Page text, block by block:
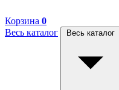
Корзина 0
Весь каталог
Весь каталог